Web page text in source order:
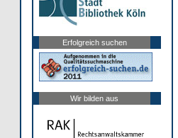
Erfolgreich suchen
Wir bilden aus